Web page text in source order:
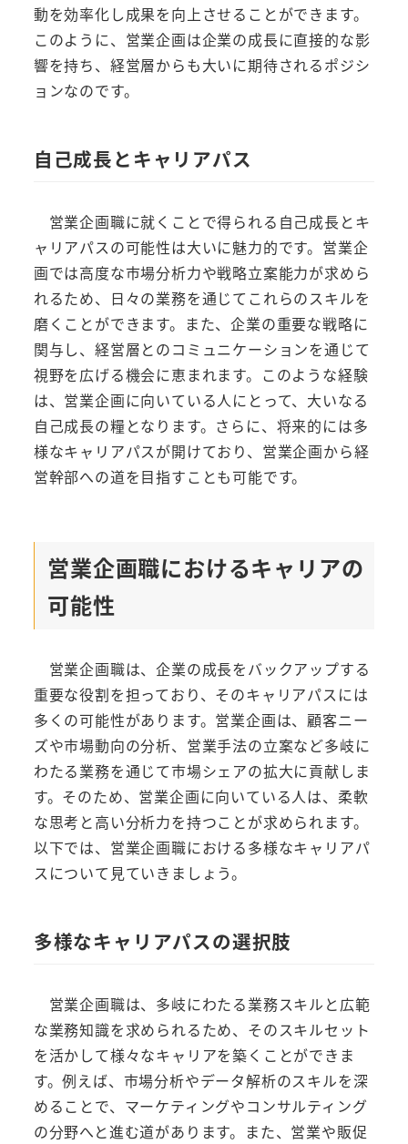
動を効率化し成果を向上させることができます。
このように、営業企画は企業の成長に直接的な影
響を持ち、経営層からも大いに期待されるポジシ
ョンなのです。
自己成長とキャリアパス
営業企画職に就くことで得られる自己成長とキ
ャリアパスの可能性は大いに魅力的です。営業企
画では高度な市場分析力や戦略立案能力が求めら
れるため、日々の業務を通じてこれらのスキルを
磨くことができます。また、企業の重要な戦略に
関与し、経営層とのコミュニケーションを通じて
視野を広げる機会に恵まれます。このような経験
は、営業企画に向いている人にとって、大いなる
自己成長の糧となります。さらに、将来的には多
様なキャリアパスが開けており、営業企画から経
営幹部への道を目指すことも可能です。
営業企画職におけるキャリアの
可能性
営業企画職は、企業の成長をバックアップする
重要な役割を担っており、そのキャリアパスには
多くの可能性があります。営業企画は、顧客ニー
ズや市場動向の分析、営業手法の立案など多岐に
わたる業務を通じて市場シェアの拡大に貢献しま
す。そのため、営業企画に向いている人は、柔軟
な思考と高い分析力を持つことが求められます。
以下では、営業企画職における多様なキャリアパ
スについて見ていきましょう。
多様なキャリアパスの選択肢
営業企画職は、多岐にわたる業務スキルと広範
な業務知識を求められるため、そのスキルセット
を活かして様々なキャリアを築くことができま
す。例えば、市場分析やデータ解析のスキルを深
めることで、マーケティングやコンサルティング
の分野へと進む道があります。また、営業や販促